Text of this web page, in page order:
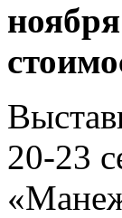
20-23